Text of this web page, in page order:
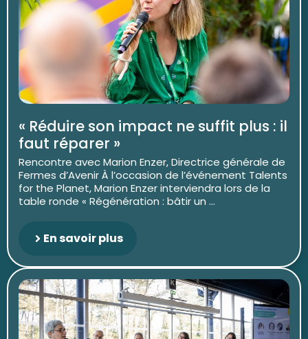
« Réduire son impact ne suffit plus : il
faut réparer »
Rencontre avec Marion Enzer, Directrice générale de
Fermes d’Avenir À l’occasion de l’événement Talents
for the Planet, Marion Enzer interviendra lors de la
table ronde « Régénération : bâtir un ...
En savoir plus